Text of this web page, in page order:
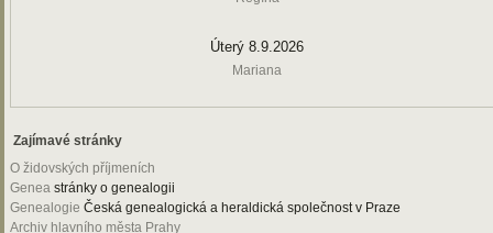
Úterý 8.9.2026
Mariana
Zajímavé stránky
O židovských příjmeních
Genea stránky o genealogii
Genealogie Česká genealogická a heraldická společnost v Praze
Archiv hlavního města Prahy